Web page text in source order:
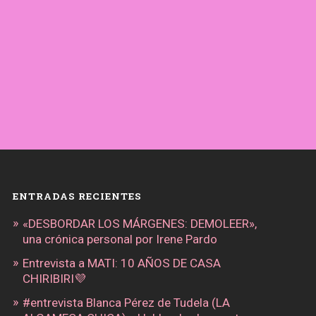
ENTRADAS RECIENTES
«DESBORDAR LOS MÁRGENES: DEMOLEER»,
una crónica personal por Irene Pardo
Entrevista a MATI: 10 AÑOS DE CASA
CHIRIBIRI💜
#entrevista Blanca Pérez de Tudela (LA